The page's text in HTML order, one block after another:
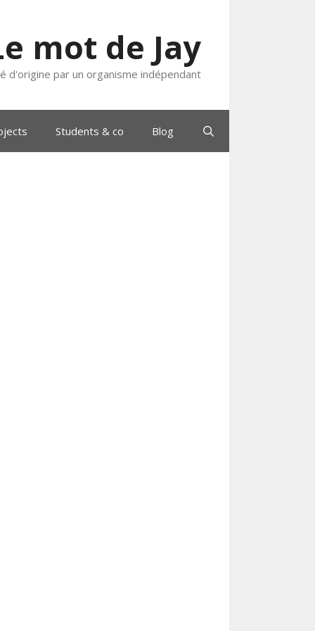
mot de Jay
d'origine par un organisme indépendant
Students & co Blog